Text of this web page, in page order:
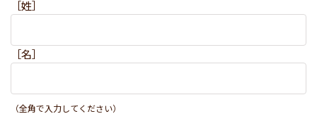
［姓］
［名］
（全角で入力してください）